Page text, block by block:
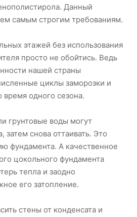
Данный
самым строгим требованиям.
этажей без использования
просто не обойтись. Ведь
нашей страны
циклы заморозки и
время одного сезона.
грунтовые воды могут
затем снова оттаивать. Это
фундамента. А качественное
цокольного фундамента
тепла и заодно
его затопление.
стены от конденсата и